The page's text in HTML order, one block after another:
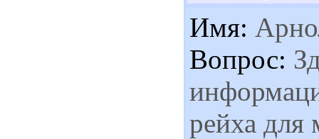
Имя:
Вопрос:
рейха для